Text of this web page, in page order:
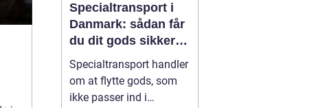
Specialtransport i
Danmark: sådan får
du dit gods sikkert
frem
Specialtransport handler
om at flytte gods, som
ikke passer ind i